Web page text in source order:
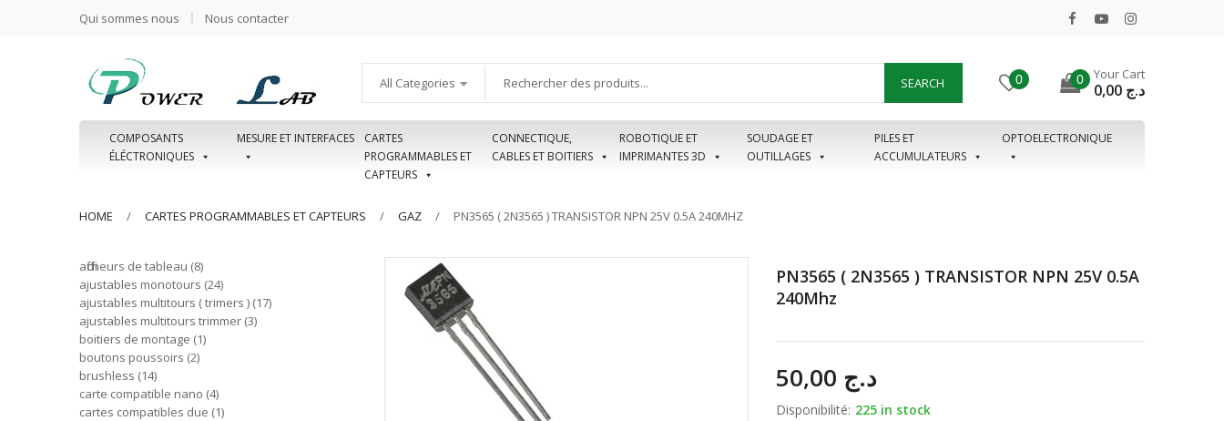
Qui sommes nous Nous contacter
All Categories SEARCH 0 0 Your Cart
د.ج
COMPOSANTS
ÉLÉCTRONIQUES
MESURE ET INTERFACES
CARTES
PROGRAMMABLES ET
CAPTEURS
CONNECTIQUE,
CABLES ET BOITIERS
ROBOTIQUE ET
IMPRIMANTES 3D
SOUDAGE ET
OUTILLAGES
PILES ET
ACCUMULATEURS
OPTOELECTRONIQUE
HOME CARTES PROGRAMMABLES ET CAPTEURS GAZ PN3565 ( 2N3565 ) TRANSISTOR NPN 25V 0.5A 240MHZ
PN3565 ( 2N3565 ) TRANSISTOR NPN 25V 0.5A
240Mhz
د.ج
Disponibilité: 225 in stock
afficheurs de tableau 8
ajustables monotours 24
ajustables multitours ( trimers ) 17
ajustables multitours trimmer 3
boitiers de montage 1
boutons poussoirs 2
brushless 14
carte compatible nano 4
cartes compatibles due 1